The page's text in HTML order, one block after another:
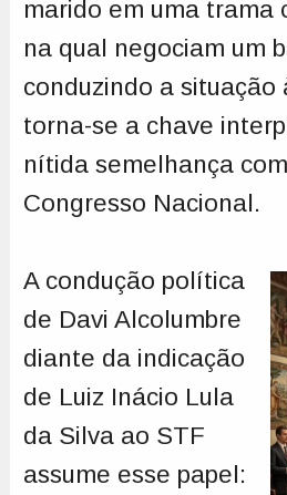
marido em uma trama
na qual negociam um
conduzindo a situação
torna-se a chave
nítida semelhança
Congresso Nacional.
A condução política
de Davi Alcolumbre
diante da indicação
de Luiz Inácio Lula
da Silva ao STF
assume esse papel: